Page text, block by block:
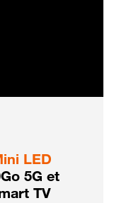
LED
5G et
TV